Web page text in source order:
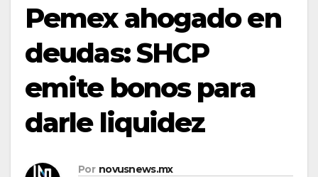
Pemex ahogado en
deudas: SHCP
emite bonos para
darle liquidez
Por novusnews.mx